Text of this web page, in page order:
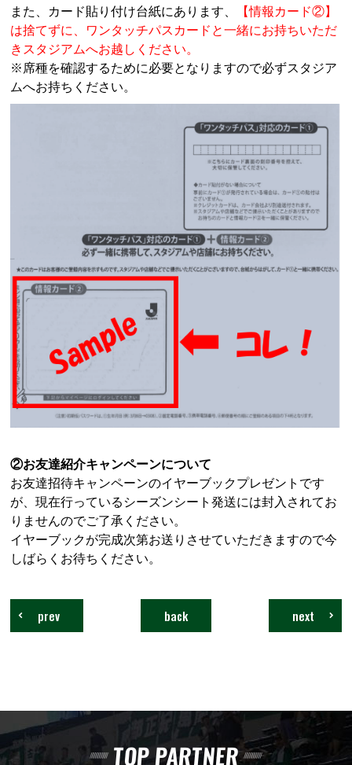
また、カード貼り付け台紙にあります、
【情報カード②】
は捨てずに、ワンタッチパスカードと一緒にお持ちいただ
きスタジアムへお越しください。
※席種を確認するために必要となりますので必ずスタジア
ムへお持ちください。
②お友達紹介キャンペーンについて
お友達招待キャンペーンのイヤーブックプレゼントです
が、現在行っているシーズンシート発送には封入されてお
りませんのでご了承ください。
イヤーブックが完成次第お送りさせていただきますので今
しばらくお待ちください。
next
back
prev
TOP PARTNER